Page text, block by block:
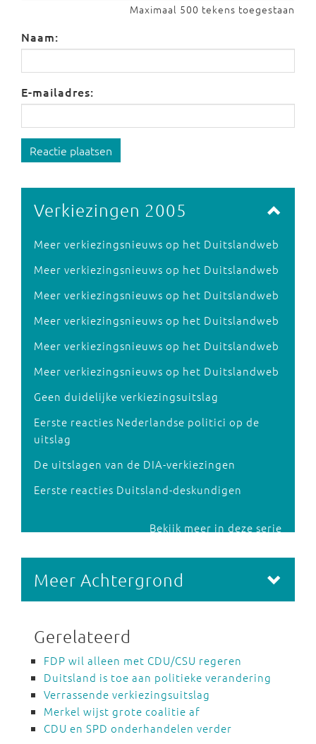
Maximaal 500 tekens toegestaan
Naam:
E-mailadres:
Reactie plaatsen
Verkiezingen 2005
Meer verkiezingsnieuws op het Duitslandweb
Meer verkiezingsnieuws op het Duitslandweb
Meer verkiezingsnieuws op het Duitslandweb
Meer verkiezingsnieuws op het Duitslandweb
Meer verkiezingsnieuws op het Duitslandweb
Meer verkiezingsnieuws op het Duitslandweb
Geen duidelijke verkiezingsuitslag
Eerste reacties Nederlandse politici op de
uitslag
De uitslagen van de DIA-verkiezingen
Eerste reacties Duitsland-deskundigen
Bekijk meer in deze serie
Meer Achtergrond
Gerelateerd
FDP wil alleen met CDU/CSU regeren
Duitsland is toe aan politieke verandering
Verrassende verkiezingsuitslag
Merkel wijst grote coalitie af
CDU en SPD onderhandelen verder